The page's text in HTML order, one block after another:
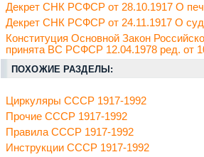
Декрет СНК РСФСР от 28.10.1917 О
Декрет СНК РСФСР от 24.11.1917 О
Конституция Основной Закон
принята ВС РСФСР 12.04.1978 ред. от
ПОХОЖИЕ РАЗДЕЛЫ:
Циркуляры СССР 1917-1992
Прочие СССР 1917-1992
Правила СССР 1917-1992
Инструкции СССР 1917-1992